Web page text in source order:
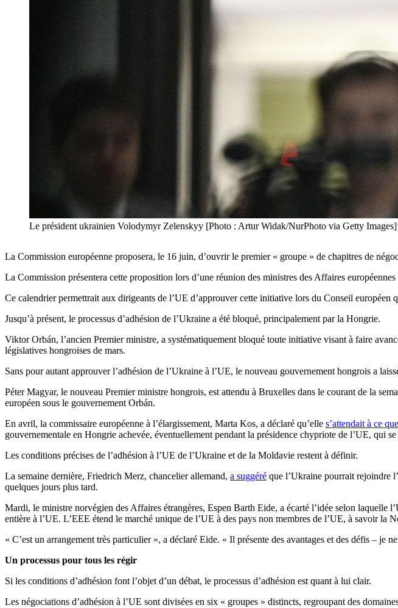
Le président ukrainien Volodymyr Zelenskyy [Photo : Artur Widak/NurPhoto via Getty Images]
La Commission européenne proposera, le 16 juin, d’ouvrir le premier « groupe » de chapitres de
La Commission présentera cette proposition lors d’une réunion des ministres des Affaires
Ce calendrier permettrait aux dirigeants de l’UE d’approuver cette initiative lors du Conseil européen
Jusqu’à présent, le processus d’adhésion de l’Ukraine a été bloqué, principalement par la Hongrie.
Viktor Orbán, l’ancien Premier ministre, a systématiquement bloqué toute initiative visant à faire
législatives hongroises de mars.
Sans pour autant approuver l’adhésion de l’Ukraine à l’UE, le nouveau gouvernement hongrois a
Péter Magyar, le nouveau Premier ministre hongrois, est attendu à Bruxelles dans le courant de la
européen sous le gouvernement Orbán.
En avril, la commissaire européenne à l’élargissement, Marta Kos, a déclaré qu’elle s’attendait à ce que
gouvernementale en Hongrie achevée, éventuellement pendant la présidence chypriote de l’UE, qui
Les conditions précises de l’adhésion à l’UE de l’Ukraine et de la Moldavie restent à définir.
La semaine dernière, Friedrich Merz, chancelier allemand, a suggéré que l’Ukraine pourrait rejoindre
quelques jours plus tard.
Mardi, le ministre norvégien des Affaires étrangères, Espen Barth Eide, a écarté l’idée selon
entière à l’UE. L’EEE étend le marché unique de l’UE à des pays non membres de l’UE, à savoir la
« C’est un arrangement très particulier », a déclaré Eide. « Il présente des avantages et des défis – je
Un processus pour tous les régir
Si les conditions d’adhésion font l’objet d’un débat, le processus d’adhésion est quant à lui clair.
Les négociations d’adhésion à l’UE sont divisées en six « groupes » distincts, regroupant des